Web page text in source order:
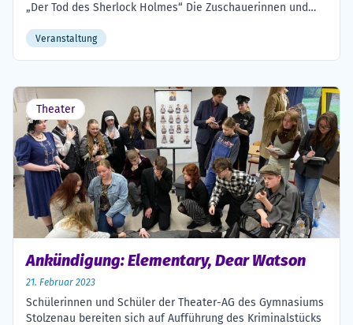
„Der Tod des Sherlock Holmes“ Die Zuschauerinnen und
Theater-AG des Gymnasiums Stolzenau durften einen
Tod des Sherlock Holmes von Francis Histon präsentierte
sich das […]
Veranstaltung
Theater
Ankündigung: Elementary, Dear Watson
21. Februar 2023
Schülerinnen und Schüler der Theater-AG des Gymnasiums
Stolzenau bereiten sich auf Aufführung des Kriminalstücks